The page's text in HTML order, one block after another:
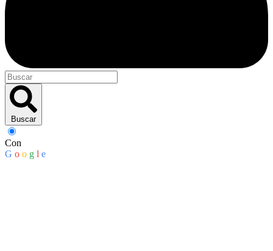
Buscar
Con
G o o g l e